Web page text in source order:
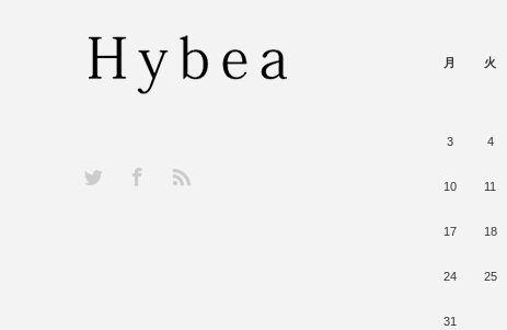
月
火
3 4
10 11
17 18
24 25
31
Twitter Facebook
RSS